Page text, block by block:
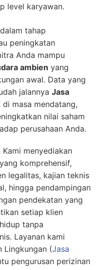
level karyawan.
tahap
peningkatan
Anda mampu
ambien yang
awal. Data yang
jalannya Jasa
di masa mendatang,
nilai saham
perusahaan Anda.
Kami menyediakan
komprehensif,
legalitas, kajian teknis
hingga pendampingan
pendekatan yang
setiap klien
tanpa
Layanan kami
Lingkungan (Jasa
pengurusan perizinan